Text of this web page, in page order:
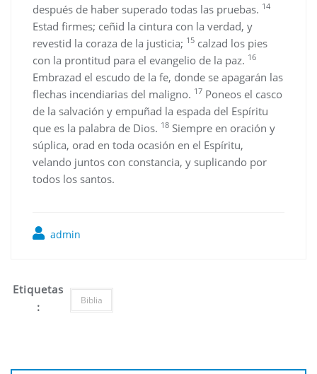
después de haber superado todas las pruebas. 14
Estad firmes; ceñid la cintura con la verdad, y
revestid la coraza de la justicia; 15 calzad los pies
con la prontitud para el evangelio de la paz. 16
Embrazad el escudo de la fe, donde se apagarán las
flechas incendiarias del maligno. 17 Poneos el casco
de la salvación y empuñad la espada del Espíritu
que es la palabra de Dios. 18 Siempre en oración y
súplica, orad en toda ocasión en el Espíritu,
velando juntos con constancia, y suplicando por
todos los santos.
admin
Etiquetas
:
Biblia